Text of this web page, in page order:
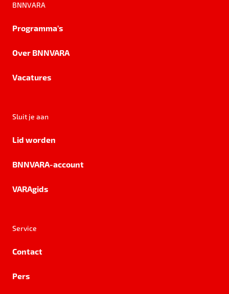
BNNVARA
Programma's
Over BNNVARA
Vacatures
Sluit je aan
Lid worden
BNNVARA-account
VARAgids
Service
Contact
Pers